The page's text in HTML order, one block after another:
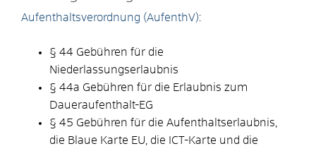
Aufenthaltsverordnung (AufenthV):
§ 44 Gebühren für die
Niederlassungserlaubnis
§ 44a Gebühren für die Erlaubnis zum
Daueraufenthalt-EG
§ 45 Gebühren für die Aufenthaltserlaubnis,
die Blaue Karte EU, die ICT-Karte und die